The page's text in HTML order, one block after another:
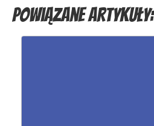
Powiązane artykuły: